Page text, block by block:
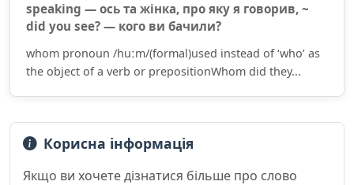
speaking — ось та жінка, про яку я говорив, ~
did you see? — кого ви бачили?
whom pronoun /huːm/(formal)used instead of ‘who’ as
the object of a verb or prepositionWhom did they...
Корисна інформація
Якщо ви хочете дізнатися більше про слово